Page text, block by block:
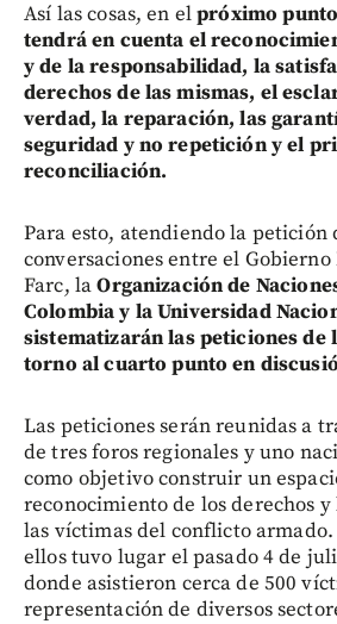
Así las cosas, en elpróximo
tendrá en cuenta el
y de la responsabilidad, la
derechos de las mismas, el
verdad, la reparación, las
seguridad y no repetición y el
reconciliación.
Para esto, atendiendo la petición
conversaciones entre el
Farc, laOrganización de
Colombia y la Universidad
sistematizarán las peticiones de
torno al cuarto punto en
Las peticiones serán reunidas a
de tres foros regionales y uno
como objetivo construir un
reconocimiento de los derechos
las víctimas del conflicto
ellos tuvo lugar el pasado 4 de
donde asistieron cerca de 500
representación de diversos